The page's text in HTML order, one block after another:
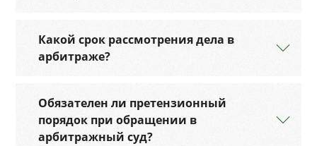
Какой срок рассмотрения дела в
арбитраже?
Обязателен ли претензионный
порядок при обращении в
арбитражный суд?